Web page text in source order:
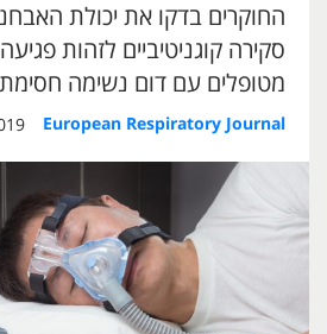
החוקרים בדקו את יכולת
סקירה קוגניטיביים לזהות
מטופלים עם דום נשימה
European Respiratory Journal